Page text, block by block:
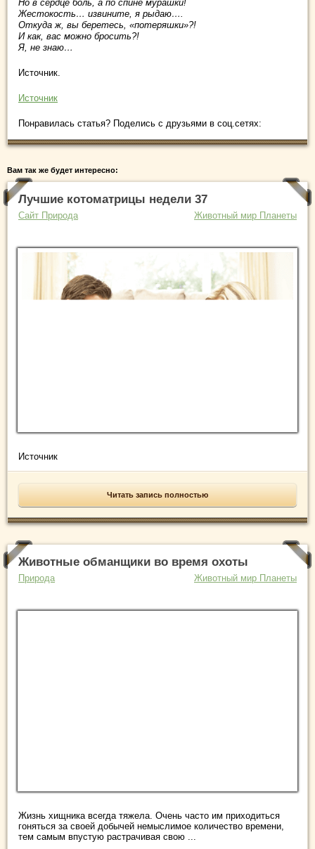
Но в сердце боль, а по спине мурашки!
Жестокость… извините, я рыдаю….
Откуда ж, вы беретесь, «потеряшки»?!
И как, вас можно бросить?!
Я, не знаю…
Источник.
Источник
Понравилась статья? Поделись с друзьями в соц.сетях:
Вам так же будет интересно:
Лучшие котоматрицы недели 37
Сайт Природа Животный мир Планеты
Источник
Читать запись полностью
Животные обманщики во время охоты
Природа Животный мир Планеты
Жизнь хищника всегда тяжела. Очень часто им приходиться
гоняться за своей добычей немыслимое количество времени,
тем самым впустую растрачивая свою ...